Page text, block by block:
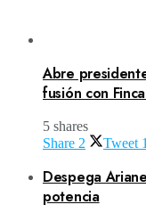
Abre
fusión con
5 shares
Share 2 Tweet 1
Despega
potencia